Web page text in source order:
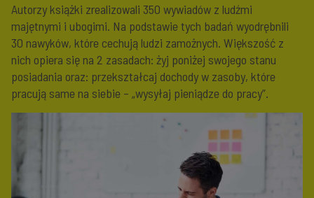
Autorzy książki zrealizowali 350 wywiadów z ludźmi
majętnymi i ubogimi. Na podstawie tych badań wyodrębnili
30 nawyków, które cechują ludzi zamożnych. Większość z
nich opiera się na 2 zasadach: żyj poniżej swojego stanu
posiadania oraz: przekształcaj dochody w zasoby, które
pracują same na siebie – „wysyłaj pieniądze do pracy”.